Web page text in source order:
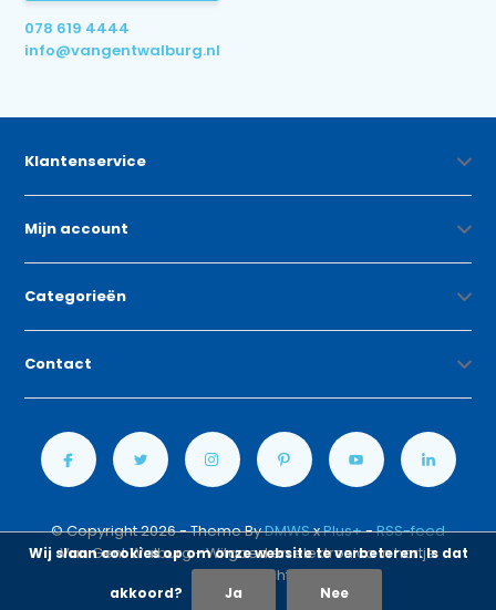
078 619 4444
info@vangentwalburg.nl
Klantenservice
Mijn account
Categorieën
Contact
© Copyright 2026 - Theme ByDMWSxPlus+-RSS-feed
Van Gent Walburg - Witgoed en elektronica in hartje
Zwijndrecht
Wij slaan cookies op om onze website te verbeteren. Is dat
akkoord? Ja Nee